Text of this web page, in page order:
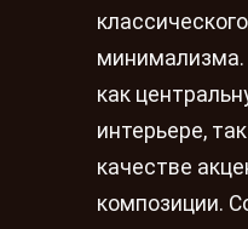
минимализма.
как
интерьере,
качестве
композиции.